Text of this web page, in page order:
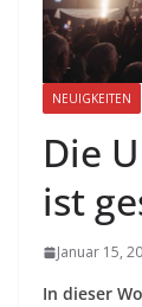
NEUIGKEITEN
Die
ist
Januar 15,
In dieser